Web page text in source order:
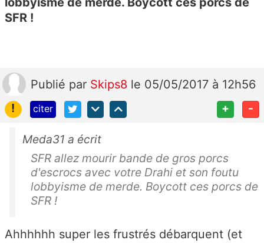
SFR !
Publié par Skips8 le 05/05/2017 à 12h56
!
citer + -
Meda31 a écrit
SFR allez mourir bande de gros porcs
d'escrocs avec votre Drahi et son foutu
lobbyisme de merde. Boycott ces porcs de
SFR !
Ahhhhhh super les frustrés débarquent (et